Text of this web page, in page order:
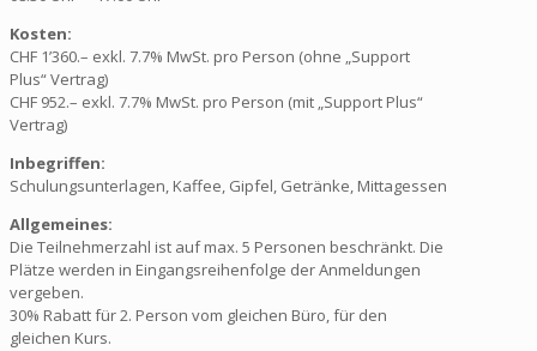
Kosten:
CHF 1’360.– exkl. 7.7% MwSt. pro Person (ohne „Support
Plus“ Vertrag)
CHF 952.– exkl. 7.7% MwSt. pro Person (mit „Support Plus“
Vertrag)
Inbegriffen:
Schulungsunterlagen, Kaffee, Gipfel, Getränke, Mittagessen
Allgemeines:
Die Teilnehmerzahl ist auf max. 5 Personen beschränkt. Die
Plätze werden in Eingangsreihenfolge der Anmeldungen
vergeben.
30% Rabatt für 2. Person vom gleichen Büro, für den
gleichen Kurs.